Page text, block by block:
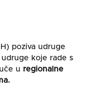
poziva udruge
koje rade s
u regionalne